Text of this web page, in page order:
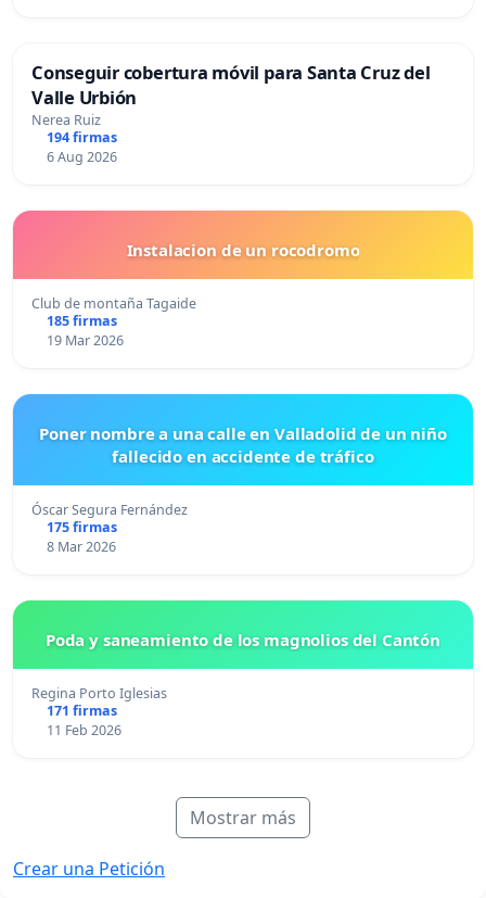
Conseguir cobertura móvil para Santa Cruz del
Valle Urbión
Nerea Ruiz
194 firmas
6 Aug 2026
Instalacion de un rocodromo
Club de montaña Tagaide
185 firmas
19 Mar 2026
Poner nombre a una calle en Valladolid de un niño
fallecido en accidente de tráfico
Óscar Segura Fernández
175 firmas
8 Mar 2026
Poda y saneamiento de los magnolios del Cantón
Regina Porto Iglesias
171 firmas
11 Feb 2026
Mostrar más
Crear una Petición